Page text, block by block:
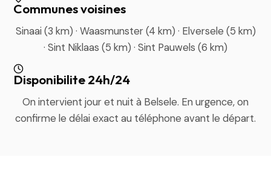
Communes voisines
Sinaai (3 km) · Waasmunster (4 km) · Elversele (5 km)
· Sint Niklaas (5 km) · Sint Pauwels (6 km)
Disponibilite 24h/24
On intervient jour et nuit à Belsele. En urgence, on
confirme le délai exact au téléphone avant le départ.